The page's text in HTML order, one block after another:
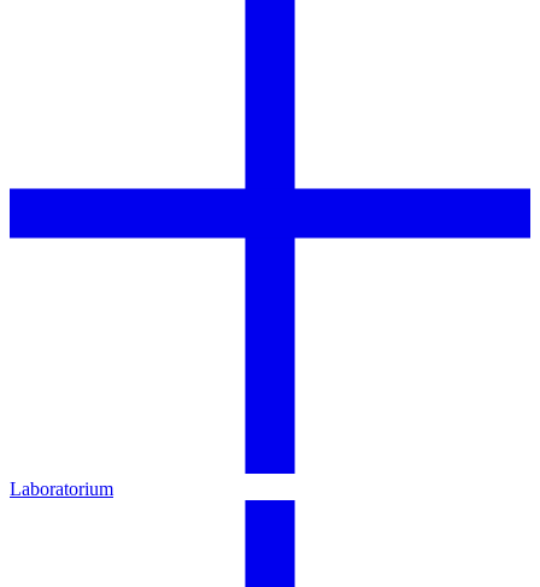
Laboratorium